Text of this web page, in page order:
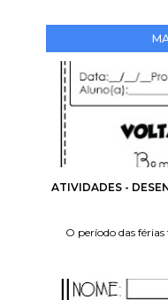
ATIVIDADES -
O período das